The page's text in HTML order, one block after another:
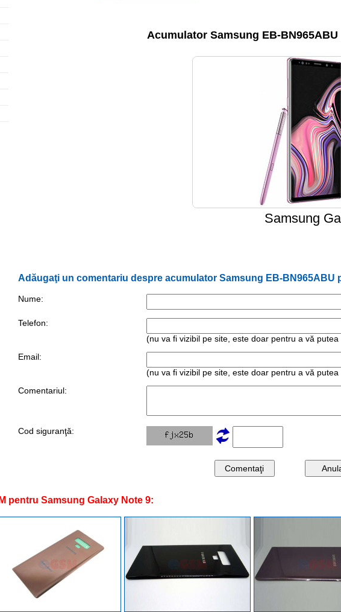
Acumulator Samsung EB-
Samsung
Adăugaţi un comentariu despre acumulator Samsung EB-BN965ABU
Nume:
Telefon:
(nu va fi vizibil pe site, este doar pentru a vă putea
Email:
(nu va fi vizibil pe site, este doar pentru a vă putea
Comentariul:
Cod siguranţă:
pentru Samsung Galaxy Note 9: